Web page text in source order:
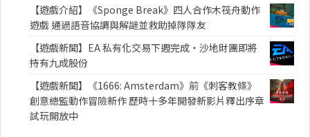
【遊戲介紹】《Sponge Break》四人合作木筏舟動作
遊戲 通過語音協調與解謎並救助掉隊隊友
【遊戲新聞】EA 私有化交易下週完成・沙地財團即將
持有九成股份
【遊戲新聞】《1666: Amsterdam》前《刺客教條》
創意總監動作冒險新作 歷時十多年開發新影片釋出序章
試玩開放中